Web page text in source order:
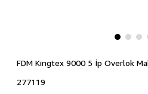
FDM Kingtex 9000 5 İp Overlok
277119